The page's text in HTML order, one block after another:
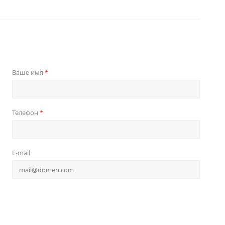
Ваше имя *
Телефон *
E-mail